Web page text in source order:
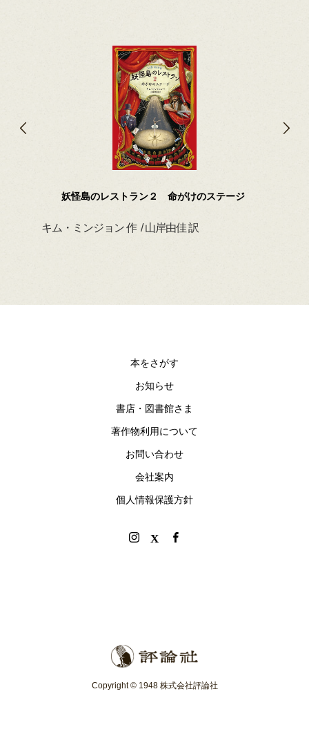
妖怪島のレストラン２ 命がけのステージ
キム・ミンジョン 作 / 山岸由佳 訳
本をさがす
お知らせ
書店・図書館さま
著作物利用について
お問い合わせ
会社案内
個人情報保護方針
Copyright © 1948 株式会社評論社